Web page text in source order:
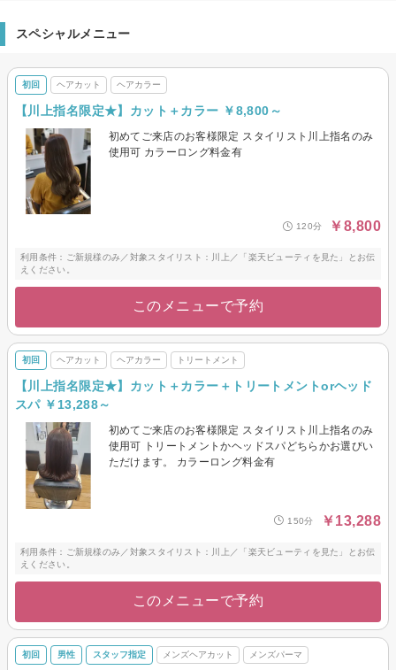
スペシャルメニュー
初回 ヘアカット ヘアカラー
【川上指名限定★】カット＋カラー ￥8,800～
初めてご来店のお客様限定 スタイリスト川上指名のみ
使用可 カラーロング料金有
120分 ￥8,800
利用条件：ご新規様のみ／対象スタイリスト：川上／「楽天ビューティを見た」とお伝
えください。
このメニューで予約
初回 ヘアカット ヘアカラー トリートメント
【川上指名限定★】カット＋カラー＋トリートメントorヘッド
スパ ￥13,288～
初めてご来店のお客様限定 スタイリスト川上指名のみ
使用可 トリートメントかヘッドスパどちらかお選びい
ただけます。 カラーロング料金有
150分 ￥13,288
利用条件：ご新規様のみ／対象スタイリスト：川上／「楽天ビューティを見た」とお伝
えください。
このメニューで予約
初回 男性 スタッフ指定 メンズヘアカット メンズパーマ